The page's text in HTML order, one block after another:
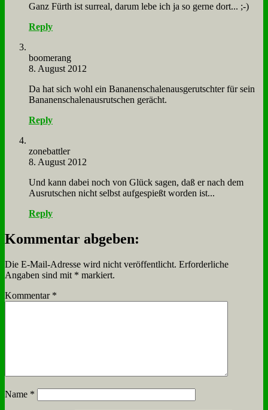
Ganz Fürth ist sur­re­al, dar­um le­be ich ja so ger­ne dort... ;-)
Reply
boo­me­rang
8. August 2012
Da hat sich wohl ein Ba­na­nen­scha­len­aus­ge­rutsch­ter für sein
Ba­na­nen­scha­len­aus­rut­schen ge­rächt.
Reply
zone­batt­ler
8. August 2012
Und kann da­bei noch von Glück sa­gen, daß er nach dem
Aus­rut­schen nicht selbst auf­ge­spießt wor­den ist...
Reply
Kommentar abgeben:
Die E-Mail-Adresse wird nicht veröffentlicht. Erforderliche
Angaben sind mit * markiert.
Kommentar *
Name *